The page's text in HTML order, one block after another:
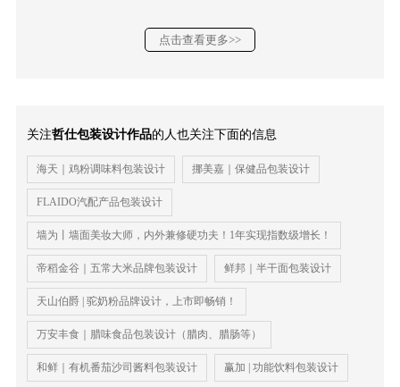
点击查看更多>>
关注哲仕包装设计作品的人也关注下面的信息
海天｜鸡粉调味料包装设计 挪美嘉｜保健品包装设计
FLAIDO汽配产品包装设计
墙为丨墙面美妆大师，内外兼修硬功夫！1年实现指数级增长！
帝稻金谷｜五常大米品牌包装设计 鲜邦｜半干面包装设计
天山伯爵 | 驼奶粉品牌设计，上市即畅销！
万安丰食｜腊味食品包装设计（腊肉、腊肠等）
和鲜｜有机番茄沙司酱料包装设计 赢加 | 功能饮料包装设计